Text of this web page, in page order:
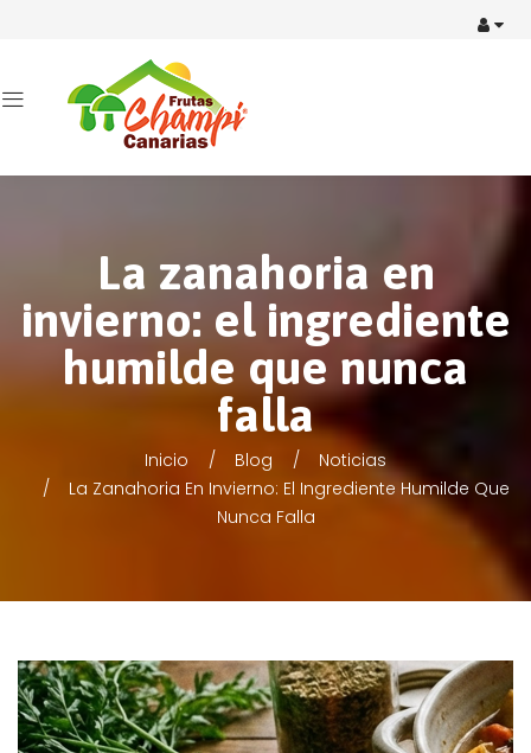
La zanahoria en
invierno: el ingrediente
humilde que nunca
falla
Inicio Blog
Noticias
La Zanahoria En Invierno: El Ingrediente Humilde Que
Nunca Falla